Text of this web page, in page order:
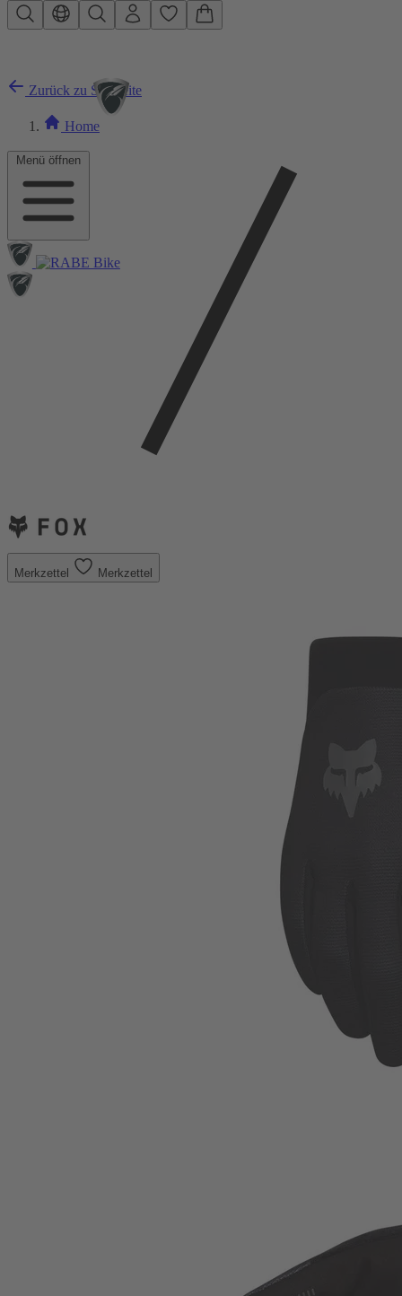
Zum Hauptinhalt springen
Menü öffnen
Zurück zu Startseite
Home
Merkzettel Merkzettel